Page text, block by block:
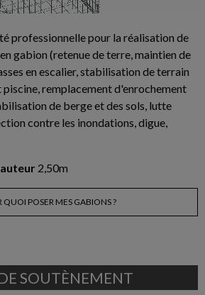
professionnelle pour la réalisation de
gabion (retenue de terre, maintien de
en escalier, stabilisation de terrain
remplacement d'enrochement
de berge et des sols, lutte
contre les inondations, digue,
2,50m
QUOI POSER MES GABIONS ?
SOUTÈNEMENT